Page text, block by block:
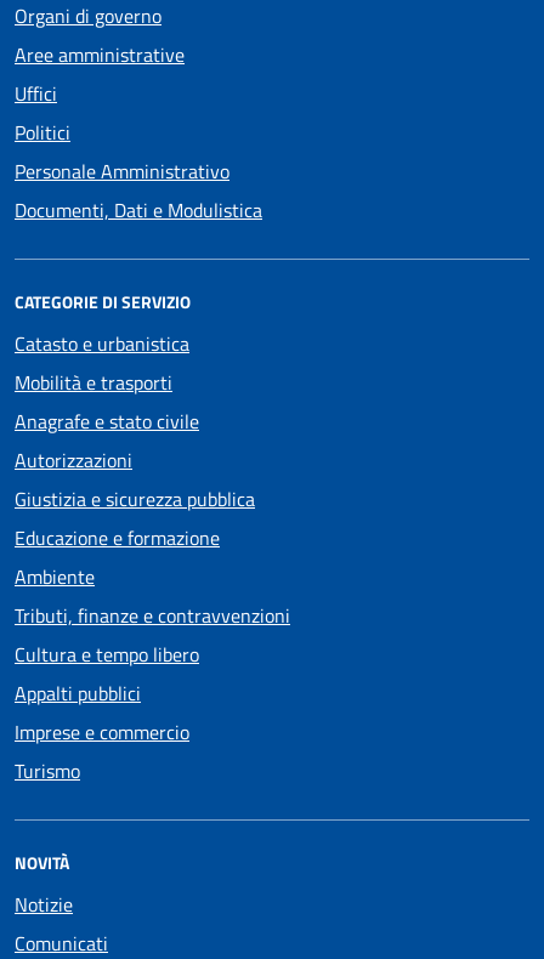
Organi di governo
Aree amministrative
Uffici
Politici
Personale Amministrativo
Documenti, Dati e Modulistica
CATEGORIE DI SERVIZIO
Catasto e urbanistica
Mobilità e trasporti
Anagrafe e stato civile
Autorizzazioni
Giustizia e sicurezza pubblica
Educazione e formazione
Ambiente
Tributi, finanze e contravvenzioni
Cultura e tempo libero
Appalti pubblici
Imprese e commercio
Turismo
NOVITÀ
Notizie
Comunicati